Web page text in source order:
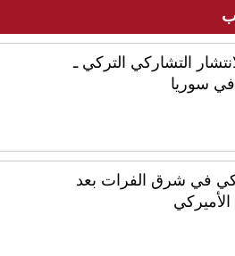
التشاركي التركي ـ
في سوريا
في شرق الفرات بعد